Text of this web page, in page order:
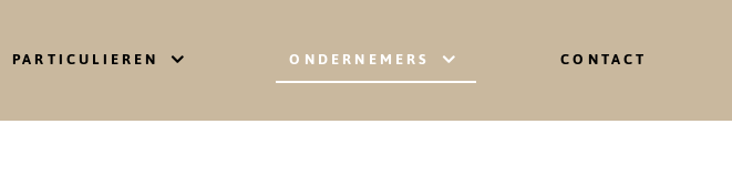
PARTICULIEREN ONDERNEMERS CONTACT